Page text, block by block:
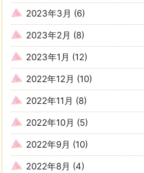
2023年3月 (6)
2023年2月 (8)
2023年1月 (12)
2022年12月 (10)
2022年11月 (8)
2022年10月 (5)
2022年9月 (10)
2022年8月 (4)